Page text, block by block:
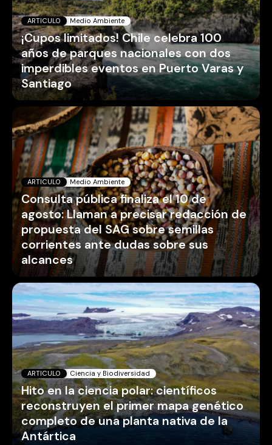
ARTICULO Medio Ambiente
¡Cupos limitados! Chile celebra 100
años de parques nacionales con dos
imperdibles eventos en Puerto Varas y
Santiago
ARTICULO Medio Ambiente
Consulta pública finaliza el 10 de
agosto: Llaman a precisar redacción de
propuesta del SAG sobre semillas
corrientes ante dudas sobre sus
alcances
ARTICULO Ciencia y Biodiversidad
Hito en la ciencia polar: científicos
reconstruyen el primer mapa genético
completo de una planta nativa de la
Antártica